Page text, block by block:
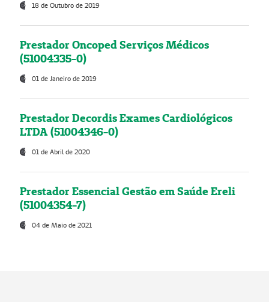
18 de Outubro de 2019
Prestador Oncoped Serviços Médicos
(51004335-0)
01 de Janeiro de 2019
Prestador Decordis Exames Cardiológicos
LTDA (51004346-0)
01 de Abril de 2020
Prestador Essencial Gestão em Saúde Ereli
(51004354-7)
04 de Maio de 2021